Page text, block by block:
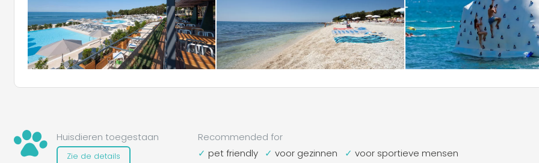
Huisdieren toegestaan
Zie de details
Recommended for
pet friendly
voor gezinnen voor sportieve mensen